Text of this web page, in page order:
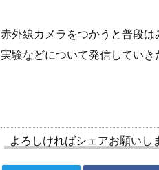
赤外線カメラをつかうと普段
実験などについて発信していき
よろしければシェアお願いし